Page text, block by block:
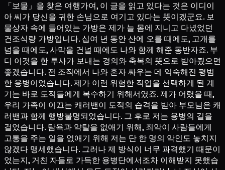
「보물」을 찾은 여행가여, 이 글을 읽고 있다는 것은 이디이
아 씨가 당신을 귀한 손님으로 여기고 있다는 뜻이겠군요. 보
물상자 속에 들어있는 가방은 제가 늘 몸에 지니고 다녔었던
건조식량 가방입니다. 십여 년 동안 산에 오를 때에도, 고개를
넘을 때에도, 사막을 건널 때에도 나와 함께 해준 동반자죠. 부
디 이것을 한 투사가 보내는 경의와 축복의 뜻으로 받아줬으면
좋겠습니다. 전 조직에서 나와 혼자 싸우는 데 익숙해진 평범
한 용병이었습니다. 제가 이런 위험한 직업을 선택하게 된 계
기는 바로 도적들에게 복수하기 위해서였죠. 제가 어렸을 때,
우리 가족이 이끄는 캐러밴이 도적의 습격을 받아 부모님은 캐
러밴과 함께 행방불명되었습니다. 그 후로 저는 용병의 길을
걸었습니다. 탐욕과 약탈을 없애기 위해, 죄악이 사람들에게
고통을 주는 일을 없애기 위해 저는 단 한 명의 악인도 놓치지
않겠다 맹세했습니다. 그러나 제 방식이 너무 과격했기 때문이
었는지, 거친 자들로 가득한 용병단에서조차 이해받지 못했습